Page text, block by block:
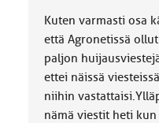
a
Kuten varmasti osa
että Agronetissä
paljon
ettei näissä
niihin
nämä viestit heti